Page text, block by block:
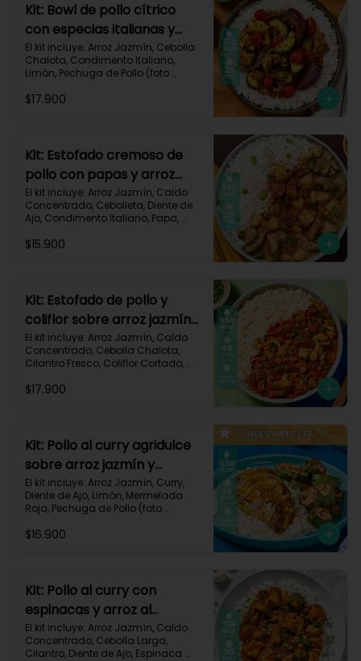
Kit: Bowl de pollo cítrico
con especias italianas y
vegetales asados-135
El kit incluye: Arroz Jazmín, Cebolla
Chalota, Condimento Italiano,
Limón, Pechuga de Pollo (foto
Cherry, Zucchini, Receta Impresa.
$17.900
Kit: Estofado cremoso de
pollo con papas y arroz
jazmín-127
El kit incluye: Arroz Jazmín, Caldo
Concentrado, Cebolleta, Diente de
Ajo, Condimento Italiano, Papa,
160g/p), Queso Crema, Receta
Grasas 14g | Proteínas 41g
$15.900
Kit: Estofado de pollo y
coliflor sobre arroz jazmín-
106
El kit incluye: Arroz Jazmín, Caldo
Concentrado, Cebolla Chalota,
Cilantro Fresco, Coliflor Cortado,
Pollo (foto 160g/p), Pimentón Verde,
Carbohidratos 79g | Grasas 21g |
Proteínas 42g
$17.900
Kit: Pollo al curry agridulce
sobre arroz jazmín y
zucchini horneado-148
El kit incluye: Arroz Jazmín, Curry,
Diente de Ajo, Limón, Mermelada
Roja, Pechuga de Pollo (foto
Verde, Receta Impresa.
$16.900
Kit: Pollo al curry con
espinacas y arroz al
cilantro-93
El kit incluye: Arroz Jazmín, Caldo
Concentrado, Cebolla Larga,
Cilantro, Diente de Ajo, Espinaca